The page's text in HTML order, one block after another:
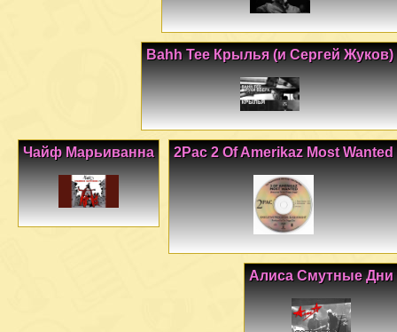
Bahh Tee Крылья (и Сергей Жуков)
2Pac 2 Of Amerikaz Most Wanted
Чайф Марьиванна
Алиса Смутные Дни